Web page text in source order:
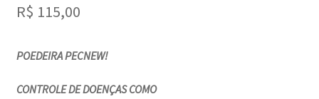
R$ 115,00
POEDEIRA PECNEW!
CONTROLE DE DOENÇAS COMO